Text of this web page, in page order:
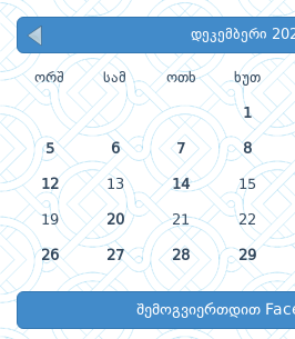
დეკემბერი
ორშ სამ ოთხ ხუთ
1
5 6 7 8
12 13 14 15
19 20 21 22
26 27 28 29
შემოგვიერთდით